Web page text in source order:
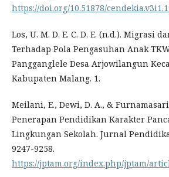
https://doi.org/10.51878/
Los, U. M. D. E. C. D. E. (n.d.). Migrasi
Terhadap Pola Pengasuhan Anak
Pangganglele Desa Arjowilangun
Kabupaten Malang. 1.
Meilani, E., Dewi, D. A., & Furnamasari,
Penerapan Pendidikan Karakter
Lingkungan Sekolah. Jurnal
9247-9258.
https://jptam.org/index.php/jptam/